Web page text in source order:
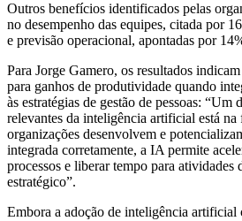
Outros benefícios identificados pelas
no desempenho das equipes, citada por
e previsão operacional, apontadas por
Para Jorge Gamero, os resultados
para ganhos de produtividade quando
às estratégias de gestão de pessoas: “Um
relevantes da inteligência artificial está na
organizações desenvolvem e
integrada corretamente, a IA permite
processos e liberar tempo para atividades
estratégico”.
Embora a adoção de inteligência artificial